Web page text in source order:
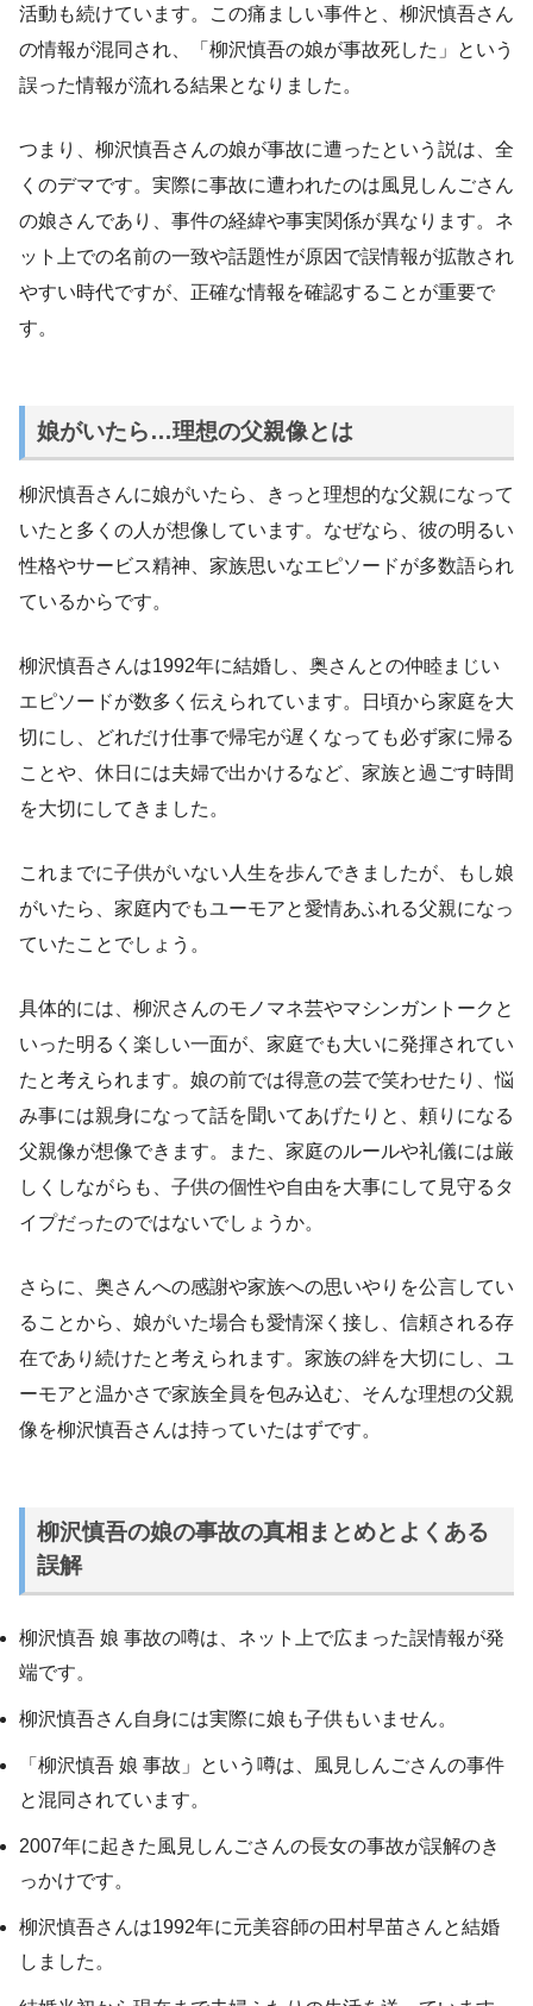
活動も続けています。この痛ましい事件と、柳沢慎吾さん
の情報が混同され、「柳沢慎吾の娘が事故死した」という
誤った情報が流れる結果となりました。
つまり、柳沢慎吾さんの娘が事故に遭ったという説は、全
くのデマです。実際に事故に遭われたのは風見しんごさん
の娘さんであり、事件の経緯や事実関係が異なります。ネ
ット上での名前の一致や話題性が原因で誤情報が拡散され
やすい時代ですが、正確な情報を確認することが重要で
す。
娘がいたら…理想の父親像とは
柳沢慎吾さんに娘がいたら、きっと理想的な父親になって
いたと多くの人が想像しています。なぜなら、彼の明るい
性格やサービス精神、家族思いなエピソードが多数語られ
ているからです。
柳沢慎吾さんは1992年に結婚し、奥さんとの仲睦まじい
エピソードが数多く伝えられています。日頃から家庭を大
切にし、どれだけ仕事で帰宅が遅くなっても必ず家に帰る
ことや、休日には夫婦で出かけるなど、家族と過ごす時間
を大切にしてきました。
これまでに子供がいない人生を歩んできましたが、もし娘
がいたら、家庭内でもユーモアと愛情あふれる父親になっ
ていたことでしょう。
具体的には、柳沢さんのモノマネ芸やマシンガントークと
いった明るく楽しい一面が、家庭でも大いに発揮されてい
たと考えられます。娘の前では得意の芸で笑わせたり、悩
み事には親身になって話を聞いてあげたりと、頼りになる
父親像が想像できます。また、家庭のルールや礼儀には厳
しくしながらも、子供の個性や自由を大事にして見守るタ
イプだったのではないでしょうか。
さらに、奥さんへの感謝や家族への思いやりを公言してい
ることから、娘がいた場合も愛情深く接し、信頼される存
在であり続けたと考えられます。家族の絆を大切にし、ユ
ーモアと温かさで家族全員を包み込む、そんな理想の父親
像を柳沢慎吾さんは持っていたはずです。
柳沢慎吾の娘の事故の真相まとめとよくある
誤解
柳沢慎吾 娘 事故の噂は、ネット上で広まった誤情報が発
端です。
柳沢慎吾さん自身には実際に娘も子供もいません。
「柳沢慎吾 娘 事故」という噂は、風見しんごさんの事件
と混同されています。
2007年に起きた風見しんごさんの長女の事故が誤解のき
っかけです。
柳沢慎吾さんは1992年に元美容師の田村早苗さんと結婚
しました。